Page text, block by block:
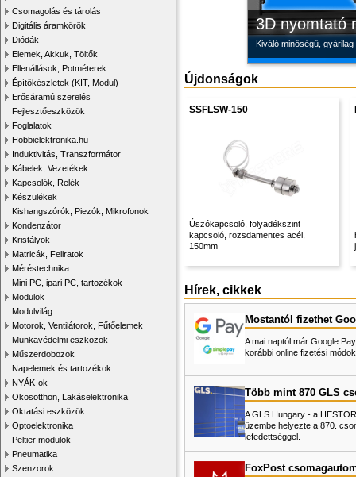
Csomagolás és tárolás
Digitális áramkörök
Diódák
Elemek, Akkuk, Töltők
Ellenállások, Potméterek
Építőkészletek (KIT, Modul)
Erősáramú szerelés
Fejlesztőeszközök
Foglalatok
Hobbielektronika.hu
Induktivitás, Transzformátor
Kábelek, Vezetékek
Kapcsolók, Relék
Készülékek
Kishangszórók, Piezók, Mikrofonok
Kondenzátor
Kristályok
Matricák, Feliratok
Méréstechnika
Mini PC, ipari PC, tartozékok
Modulok
Modulvilág
Motorok, Ventilátorok, Fűtőelemek
Munkavédelmi eszközök
Műszerdobozok
Napelemek és tartozékok
NYÁK-ok
Okosotthon, Lakáselektronika
Oktatási eszközök
Optoelektronika
Peltier modulok
Pneumatika
Szenzorok
3D nyomtató
Kiváló minőségű,
Újdonságok
SSFLSW-150
Úszókapcsoló, folyadékszint
kapcsoló, rozsdamentes acél,
150mm
Hírek, cikkek
Mostantól fizethet
A mai naptól már Google
korábbi online fizetési
Több mint 870 GLS
A GLS Hungary - a
üzembe helyezte a 870.
lefedettséggel.
FoxPost